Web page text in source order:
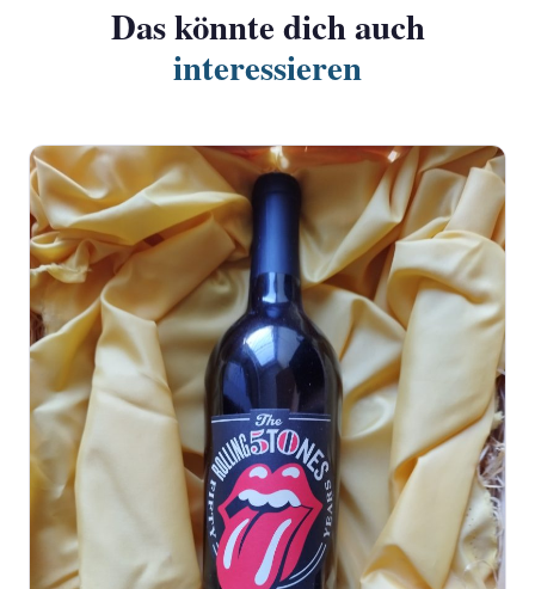
Das könnte dich auch
interessieren